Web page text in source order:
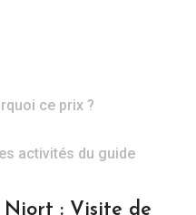
ce prix ?
activités du guide
Niort : Visite de